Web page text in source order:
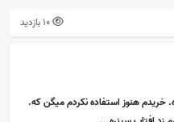
10 بازدید
هنوز استفاده نکردم میگن که.